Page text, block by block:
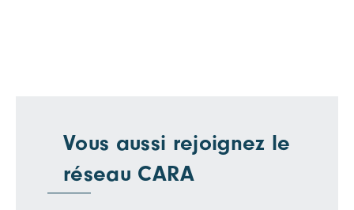
Vous aussi rejoignez le
réseau CARA